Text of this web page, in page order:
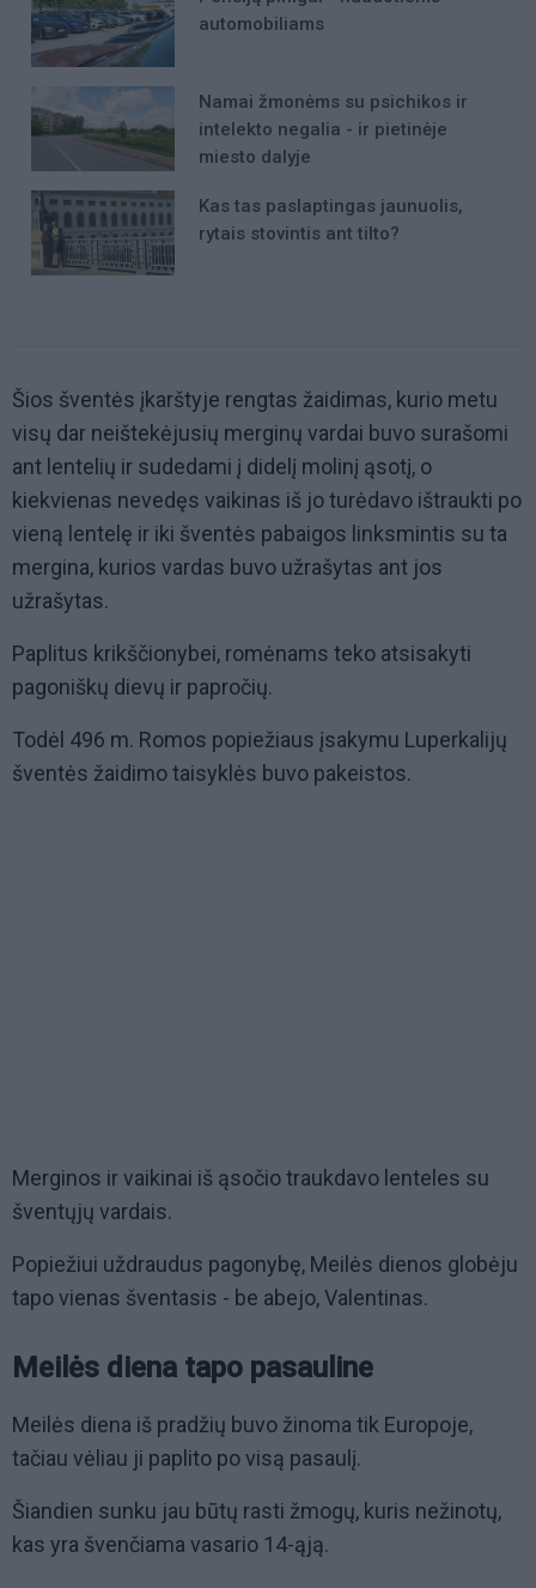
automobiliams
Namai žmonėms su psichikos ir
intelekto negalia - ir pietinėje
miesto dalyje
Kas tas paslaptingas jaunuolis,
rytais stovintis ant tilto?
Šios šventės įkarštyje rengtas žaidimas, kurio metu
visų dar neištekėjusių merginų vardai buvo surašomi
ant lentelių ir sudedami į didelį molinį ąsotį, o
kiekvienas nevedęs vaikinas iš jo turėdavo ištraukti po
vieną lentelę ir iki šventės pabaigos linksmintis su ta
mergina, kurios vardas buvo užrašytas ant jos
užrašytas.
Paplitus krikščionybei, romėnams teko atsisakyti
pagoniškų dievų ir papročių.
Todėl 496 m. Romos popiežiaus įsakymu Luperkalijų
šventės žaidimo taisyklės buvo pakeistos.
Merginos ir vaikinai iš ąsočio traukdavo lenteles su
šventųjų vardais.
Popiežiui uždraudus pagonybę, Meilės dienos globėju
tapo vienas šventasis - be abejo, Valentinas.
Meilės diena tapo pasauline
Meilės diena iš pradžių buvo žinoma tik Europoje,
tačiau vėliau ji paplito po visą pasaulį.
Šiandien sunku jau būtų rasti žmogų, kuris nežinotų,
kas yra švenčiama vasario 14-ąją.